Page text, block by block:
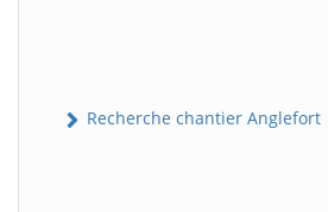
Recherche chantier Anglefort